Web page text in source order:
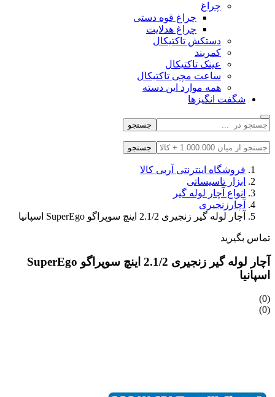
چراغ
چراغ قوه دستی
چراغ هدلایت
دستکش تاکتیکال
کمربند
عینک تاکتیکال
ساعت مچی تاکتیکال
همه موارد این دسته
شگفت انگیزها
جستجو
جستجو
فروشگاه اینترنتی آربی کالا
ابزار تاسیساتی
انواع آچار لوله گیر
آچارزنجیری
آچار لوله گیر زنجیری 2.1/2 اینچ سوپراگو SuperEgo اسپانیا
تماس بگیرید
آچار لوله گیر زنجیری 2.1/2 اینچ سوپراگو SuperEgo
اسپانیا
(0)
(0)